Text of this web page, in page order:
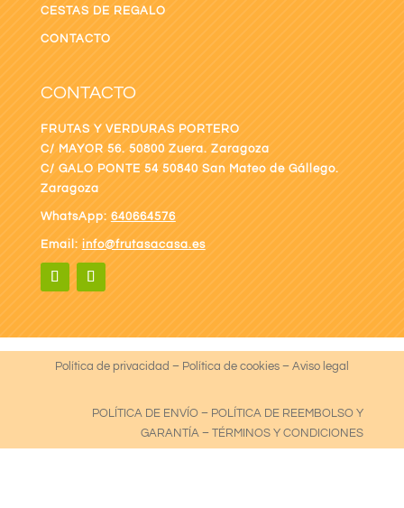
CESTAS DE REGALO
CONTACTO
CONTACTO
FRUTAS Y VERDURAS PORTERO
C/ MAYOR 56. 50800 Zuera. Zaragoza
C/ GALO PONTE 54 50840 San Mateo de Gállego.
Zaragoza
WhatsApp: 640664576
Email: info@frutasacasa.es
Política de privacidad – Política de cookies– Aviso legal
POLÍTICA DE ENVÍO – POLÍTICA DE REEMBOLSO Y
GARANTÍA –TÉRMINOS Y CONDICIONES